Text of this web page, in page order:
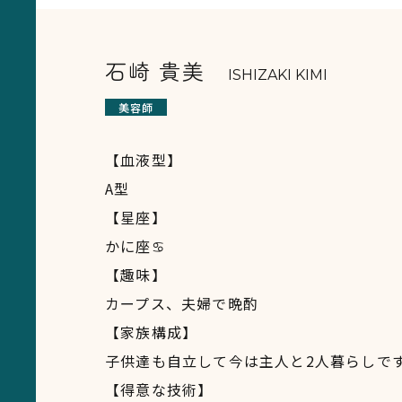
石崎 貴美 ISHIZAKI KIMI
美容師
【血液型】
A型
【星座】
かに座♋
【趣味】
カープス、夫婦で晩酌
【家族構成】
子供達も自立して今は主人と2人暮らしで
【得意な技術】